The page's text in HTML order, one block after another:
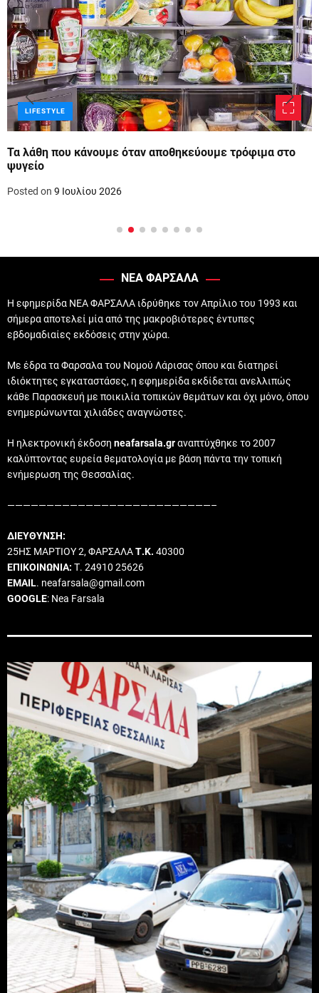
LIFESTYLE
Τα λάθη που κάνουμε όταν αποθηκεύουμε τρόφιμα στο
ψυγείο
Posted on 9 Ιουλίου 2026
ΝΕΑ ΦΑΡΣΑΛΑ
Η εφημερίδα ΝΕΑ ΦΑΡΣΑΛΑ ιδρύθηκε τον Απρίλιο του 1993 και
σήμερα αποτελεί μία από της μακροβιότερες έντυπες
εβδομαδιαίες εκδόσεις στην χώρα.
Με έδρα τα Φαρσαλα του Νομού Λάρισας όπου και διατηρεί
ιδιόκτητες εγκαταστάσες, η εφημερίδα εκδίδεται ανελλιπώς
κάθε Παρασκευή με ποικιλία τοπικών θεμάτων και όχι μόνο, όπου
ενημερώνωνται χιλιάδες αναγνώστες.
Η ηλεκτρονική έκδοση neafarsala.grαναπτύχθηκε το 2007
καλύπτοντας ευρεία θεματολογία με βάση πάντα την τοπική
ενήμερωση της Θεσσαλίας.
——————————————————————————–
ΔΙΕΥΘΥΝΣΗ:
25ΗΣ ΜΑΡΤΙΟΥ 2, ΦΑΡΣΑΛΑΤ.Κ. 40300
ΕΠΙΚΟΙΝΩΝΙΑ: Τ. 24910 25626
EMAIL. neafarsala@gmail.com
GOOGLE: Nea Farsala